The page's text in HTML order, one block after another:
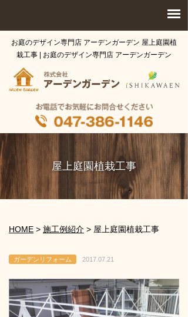
お庭のデザイン専門店 アーデンガーデン 屋上庭園植
栽工事 | お庭のデザイン専門店 アーデンガーデン
屋上庭園植栽工事
HOME > 施工例紹介 > 屋上庭園植栽工事
ガーデンリフォーム 2017.07.21